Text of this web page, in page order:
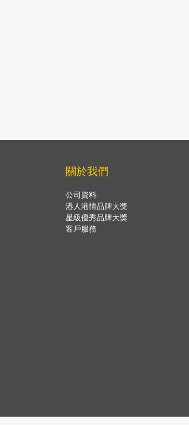
關於我們
公司資料
港人港情品牌大獎
星級優秀品牌大獎
客戶服務